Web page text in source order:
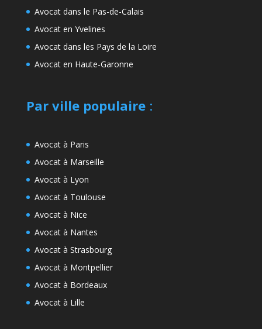
Avocat dans le Pas-de-Calais
Avocat en Yvelines
Avocat dans les Pays de la Loire
Avocat en Haute-Garonne
Par ville populaire:
Avocat à Paris
Avocat à Marseille
Avocat à Lyon
Avocat à Toulouse
Avocat à Nice
Avocat à Nantes
Avocat à Strasbourg
Avocat à Montpellier
Avocat à Bordeaux
Avocat à Lille